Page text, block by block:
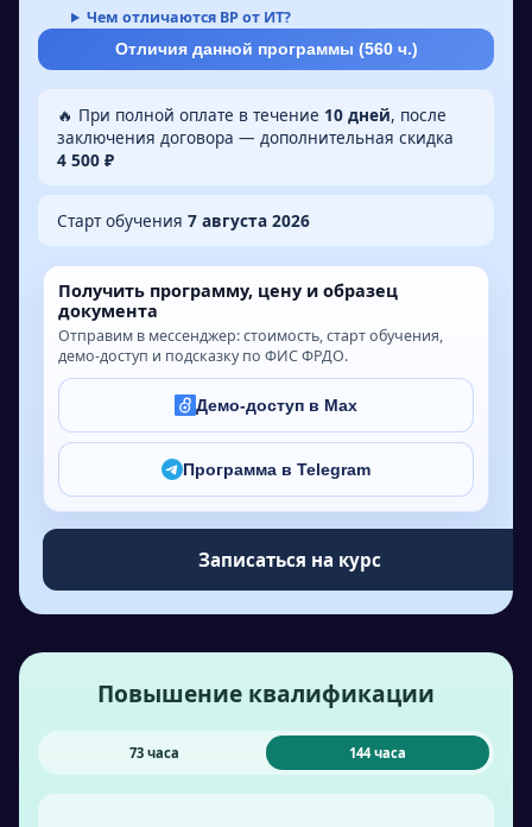
Чем отличаются ВР от ИТ?
Отличия данной программы (560ч.)
🔥 При полной оплате в течение 10 дней, после
заключения договора — дополнительная скидка
4 500 ₽
Старт обучения 7 августа 2026
Получить программу, цену и образец
документа
Отправим в мессенджер: стоимость, старт обучения,
демо-доступ и подсказку по ФИС ФРДО.
Демо-доступ в Max
Программа в Telegram
Записаться на курс
Повышение квалификации
73 часа 144 часа